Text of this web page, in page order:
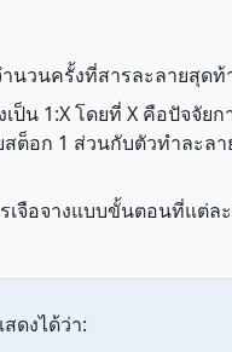
นวนครั้งที่สารละลายสุดท้
เป็น 1:X โดยที่ X คือปัจจัยก
ต็อก 1 ส่วนกับตัวทำละลา
เจือจางแบบขั้นตอนที่แต่ล
ดงได้ว่า: